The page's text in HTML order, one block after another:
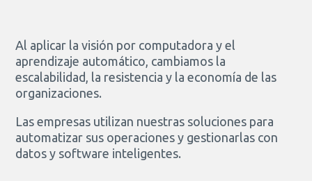
Al aplicar la visión por computadora y el
aprendizaje automático, cambiamos la
escalabilidad, la resistencia y la economía de las
organizaciones.
Las empresas utilizan nuestras soluciones para
automatizar sus operaciones y gestionarlas con
datos y software inteligentes.